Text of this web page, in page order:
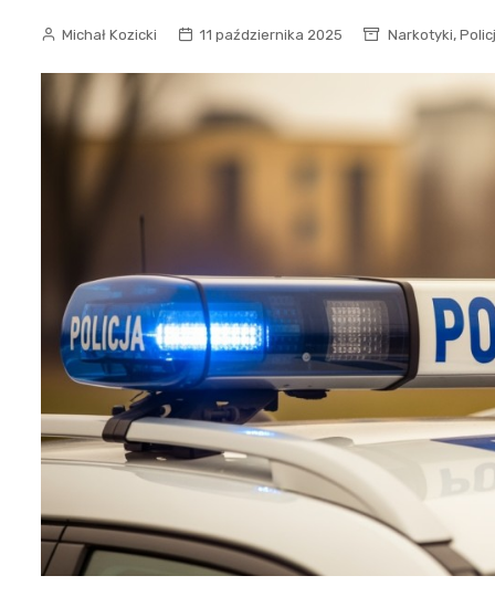
Michał Kozicki 11 października 2025 Narkotyki,